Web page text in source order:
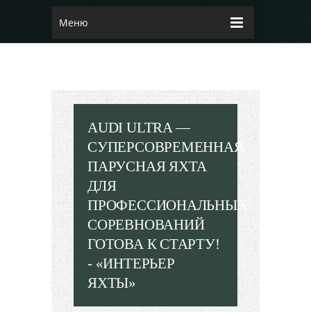
Меню
AUDI ULTRA —
СУПЕРСОВРЕМЕННАЯ
ПАРУСНАЯ ЯХТА
ДЛЯ
ПРОФЕССИОНАЛЬНЫХ
СОРЕВНОВАНИЙ
ГОТОВА К СТАРТУ!
- «ИНТЕРЬЕР
ЯХТЫ»